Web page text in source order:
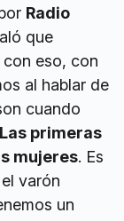
Radio
que
con eso, con
al hablar de
cuando
Las primeras
mujeres. Es
varón
un